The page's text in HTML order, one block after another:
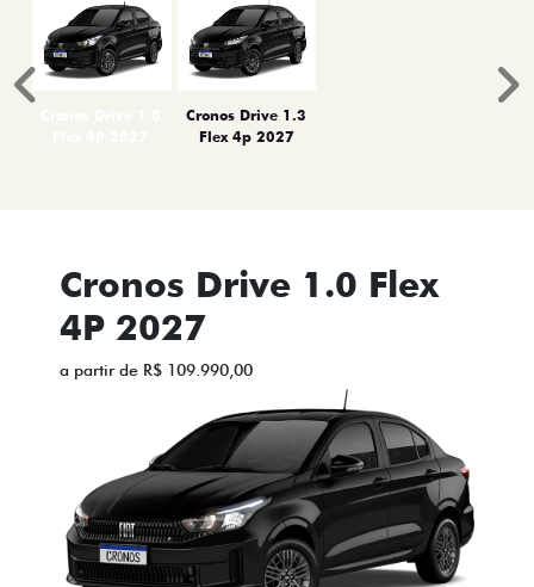
Cronos Drive 1.3
Flex 4p 2027
Anterior
Cronos Drive 1.0 Flex
4P 2027
a partir de R$ 109.990,00